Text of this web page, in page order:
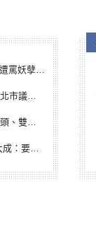
舌頭殺人有罪
線升級政見
球全登場
示怨恨深